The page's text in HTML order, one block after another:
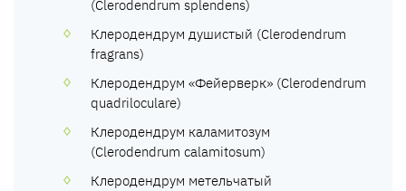
(Clerodendrum splendens)
Клеродендрум душистый (Clerodendrum
fragrans)
Клеродендрум «Фейерверк» (Clerodendrum
quadriloculare)
Клеродендрум каламитозум
(Clerodendrum calamitosum)
Клеродендрум метельчатый